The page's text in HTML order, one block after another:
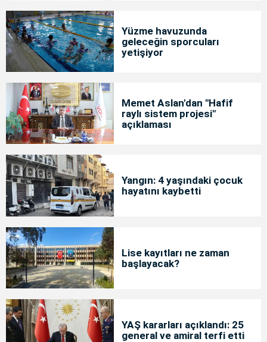
Yüzme havuzunda
geleceğin sporcuları
yetişiyor
Memet Aslan'dan "Hafif
raylı sistem projesi"
açıklaması
Yangın: 4 yaşındaki çocuk
hayatını kaybetti
Lise kayıtları ne zaman
başlayacak?
YAŞ kararları açıklandı: 25
general ve amiral terfi etti